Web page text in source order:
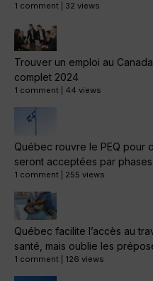
1 comment 32 views
Trouver un emploi au
complet 2024
1 comment 44 views
Québec rouvre le PEQ pour
seront acceptées par phases
1 comment 255 views
Québec facilite l’accès au
santé, mais oublie les
1 comment 126 views